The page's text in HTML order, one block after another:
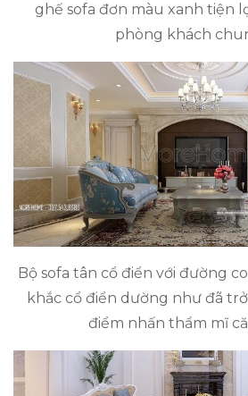
ghế sofa đơn màu xanh tiện
phòng khách
Bộ sofa tân cổ điển với đường
khắc cổ điển dường như đã
điểm nhấn thẩm mĩ